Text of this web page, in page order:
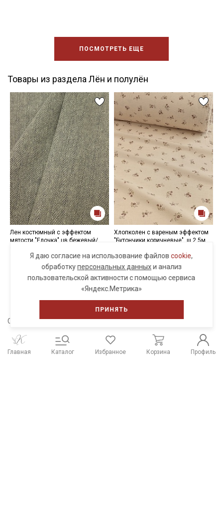
ПОСМОТРЕТЬ ЕЩЕ
Товары из раздела Лён и полулён
Лен костюмный с эффектом
мятости "Елочка" цв.бежевый/
360гр/м.кв
Хлопколен с вареным эффектом
"Бутончики коричневые", ш.2.5м,
850 руб.
Сохраните себе в соцсети
Я даю согласие на использование файловcookie,
обработкуперсональных данныхи анализ
пользовательской активности с помощью сервиса
«Яндекс.Метрика»
ПРИНЯТЬ
Главная Каталог Избранное Корзина Профиль